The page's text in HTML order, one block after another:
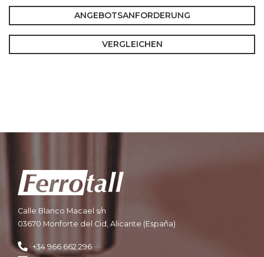
ANGEBOTSANFORDERUNG
VERGLEICHEN
Calle Blanco Macael s/n
03670 Monforte del Cid, Alicante (España)
+34 966 662 296